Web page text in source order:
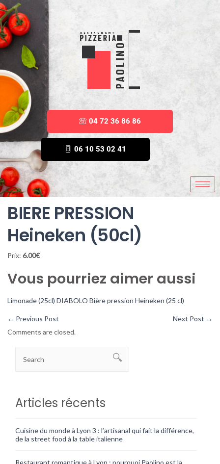
04 72 36 86 86
06 10 53 02 41
BIERE PRESSION
Heineken (50cl)
Prix:6.00€
Vous pourriez aimer aussi
Limonade (25cl) DIABOLO Bière pression Heineken (25 cl)
← Previous Post Next Post →
Comments are closed.
Articles récents
Cuisine du monde à Lyon 3 : l’artisanal qui fait la différence,
de la street food à la table italienne
Restaurant romantique à Lyon : pourquoi Paolino est la